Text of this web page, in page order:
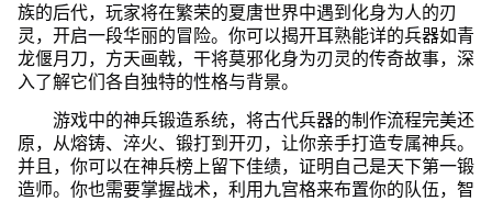
族的后代，玩家将在繁荣的夏唐世界中遇到化身为人的刃
灵，开启一段华丽的冒险。你可以揭开耳熟能详的兵器如青
龙偃月刀，方天画戟，干将莫邪化身为刃灵的传奇故事，深
入了解它们各自独特的性格与背景。
游戏中的神兵锻造系统，将古代兵器的制作流程完美还
原，从熔铸、淬火、锻打到开刃，让你亲手打造专属神兵。
并且，你可以在神兵榜上留下佳绩，证明自己是天下第一锻
造师。你也需要掌握战术，利用九宫格来布置你的队伍，智